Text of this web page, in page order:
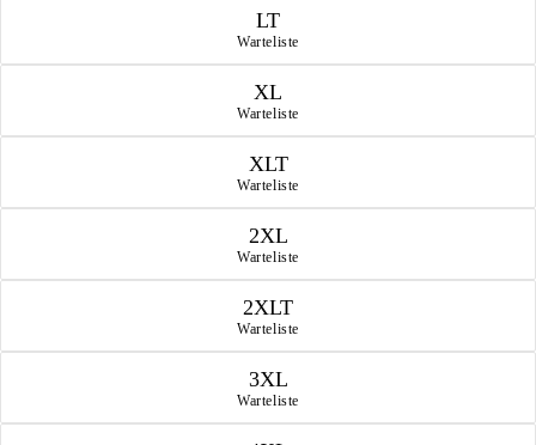
LT
Warteliste
XL
Warteliste
XLT
Warteliste
2XL
Warteliste
2XLT
Warteliste
3XL
Warteliste